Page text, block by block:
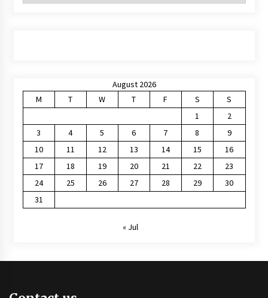
August 2026
M
T W T F S
S
1
2
3
4 5 6 7 8
9
10
11 12 13 14 15
16
17
18 19 20 21 22
23
24
25 26 27 28 29
30
31
« Jul